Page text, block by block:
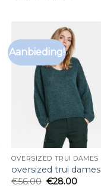
Aanbieding!
OVERSIZED TRUI DAMES
oversized trui dames
€56.00 €28.00